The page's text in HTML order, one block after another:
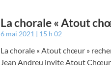
La chorale « Atout
6 mai 2021 15 h 02
La chorale « Atout chœur »
Jean Andreu invite Atout Chœur